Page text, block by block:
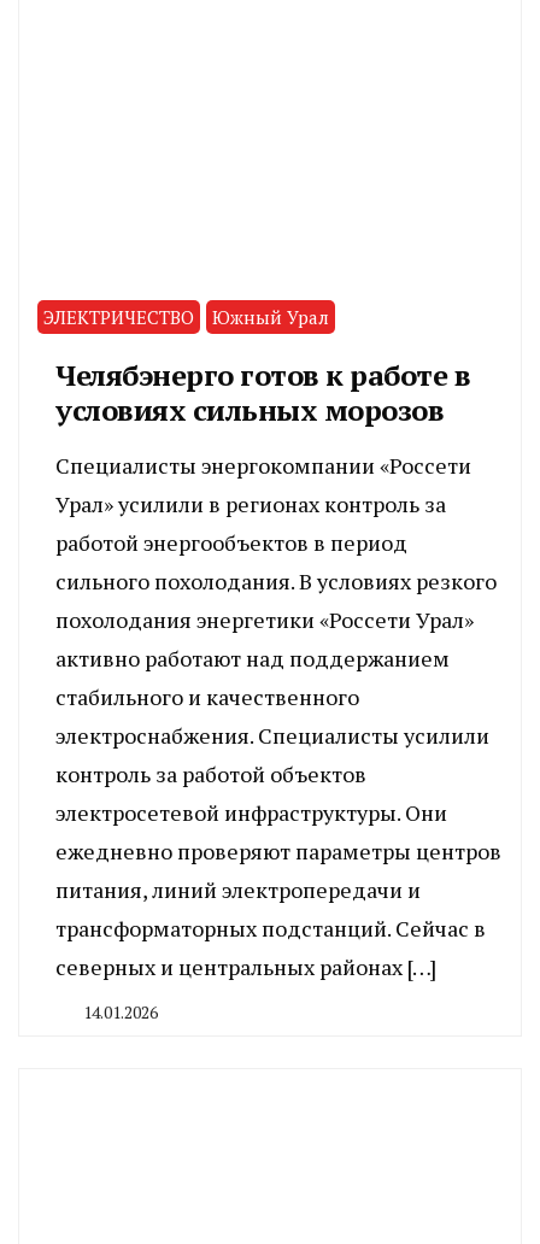
ЭЛЕКТРИЧЕСТВО Южный Урал
Челябэнерго готов к работе в
условиях сильных морозов
Специалисты энергокомпании «Россети
Урал» усилили в регионах контроль за
работой энергообъектов в период
сильного похолодания. В условиях резкого
похолодания энергетики «Россети Урал»
активно работают над поддержанием
стабильного и качественного
электроснабжения. Специалисты усилили
контроль за работой объектов
электросетевой инфраструктуры. Они
ежедневно проверяют параметры центров
питания, линий электропередачи и
трансформаторных подстанций. Сейчас в
северных и центральных районах […]
14.01.2026